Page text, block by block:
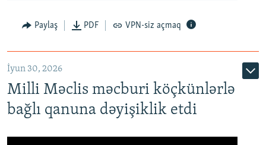
Paylaş PDF VPN-siz açmaq
İyun 30, 2026
Milli Məclis məcburi köçkünlərlə
bağlı qanuna dəyişiklik etdi